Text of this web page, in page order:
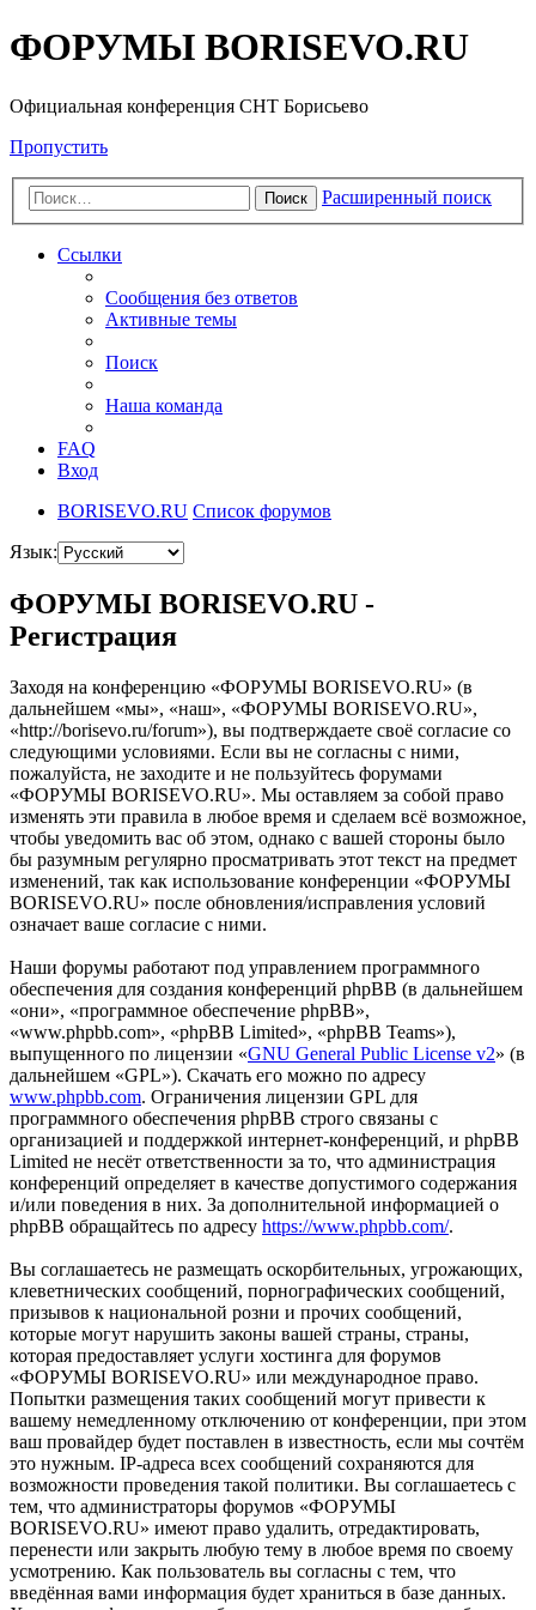
ФОРУМЫ BORISEVO.RU
Официальная конференция СНТ Борисьево
Пропустить
Поиск Расширенный поиск
Ссылки
Сообщения без ответов
Активные темы
Поиск
Наша команда
FAQ
Вход
BORISEVO.RU Список форумов
Язык:
ФОРУМЫ BORISEVO.RU -
Регистрация
Заходя на конференцию «ФОРУМЫ BORISEVO.RU» (в
дальнейшем «мы», «наш», «ФОРУМЫ BORISEVO.RU»,
«http://borisevo.ru/forum»), вы подтверждаете своё согласие со
следующими условиями. Если вы не согласны с ними,
пожалуйста, не заходите и не пользуйтесь форумами
«ФОРУМЫ BORISEVO.RU». Мы оставляем за собой право
изменять эти правила в любое время и сделаем всё возможное,
чтобы уведомить вас об этом, однако с вашей стороны было
бы разумным регулярно просматривать этот текст на предмет
изменений, так как использование конференции «ФОРУМЫ
BORISEVO.RU» после обновления/исправления условий
означает ваше согласие с ними.
Наши форумы работают под управлением программного
обеспечения для создания конференций phpBB (в дальнейшем
«они», «программное обеспечение phpBB»,
«www.phpbb.com», «phpBB Limited», «phpBB Teams»),
выпущенного по лицензии «GNU General Public License v2» (в
дальнейшем «GPL»). Скачать его можно по адресу
www.phpbb.com. Ограничения лицензии GPL для
программного обеспечения phpBB строго связаны с
организацией и поддержкой интернет-конференций, и phpBB
Limited не несёт ответственности за то, что администрация
конференций определяет в качестве допустимого содержания
и/или поведения в них. За дополнительной информацией о
phpBB обращайтесь по адресу https://www.phpbb.com/.
Вы соглашаетесь не размещать оскорбительных, угрожающих,
клеветнических сообщений, порнографических сообщений,
призывов к национальной розни и прочих сообщений,
которые могут нарушить законы вашей страны, страны,
которая предоставляет услуги хостинга для форумов
«ФОРУМЫ BORISEVO.RU» или международное право.
Попытки размещения таких сообщений могут привести к
вашему немедленному отключению от конференции, при этом
ваш провайдер будет поставлен в известность, если мы сочтём
это нужным. IP-адреса всех сообщений сохраняются для
возможности проведения такой политики. Вы соглашаетесь с
тем, что администраторы форумов «ФОРУМЫ
BORISEVO.RU» имеют право удалить, отредактировать,
перенести или закрыть любую тему в любое время по своему
усмотрению. Как пользователь вы согласны с тем, что
введённая вами информация будет храниться в базе данных.